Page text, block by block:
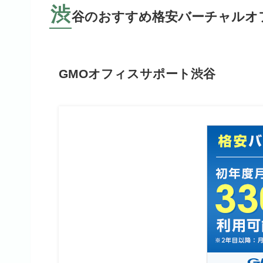
渋谷のおすすめ格安バーチャルオ
GMOオフィスサポート渋谷